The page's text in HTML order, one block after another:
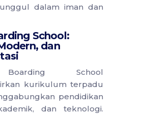
dalam iman dan
School:
dan
School
kurikulum terpadu
pendidikan
dan teknologi.